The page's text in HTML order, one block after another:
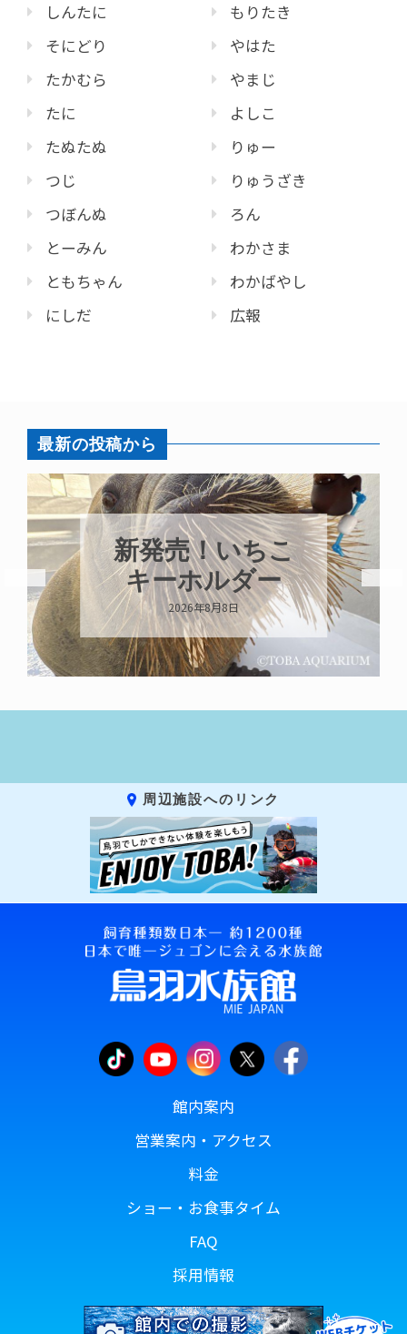
しんたに
そにどり
たかむら
たに
たぬたぬ
つじ
つぼんぬ
とーみん
ともちゃん
にしだ
もりたき
やはた
やまじ
よしこ
りゅー
りゅうざき
ろん
わかさま
わかばやし
広報
最新の投稿から
パラオオウム
ガイが交接して
います
2026年8月7日
周辺施設へのリンク
館内案内
営業案内・アクセス
料金
ショー・お食事タイム
FAQ
採用情報